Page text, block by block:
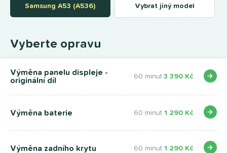
Samsung A53 (A536) Vybrat jiný model
Vyberte opravu
Výměna panelu displeje -
originální díl
60 minut 3 390 Kč
Výměna baterie 60 minut 1 290 Kč
Výměna zadního krytu 60 minut 1 290 Kč